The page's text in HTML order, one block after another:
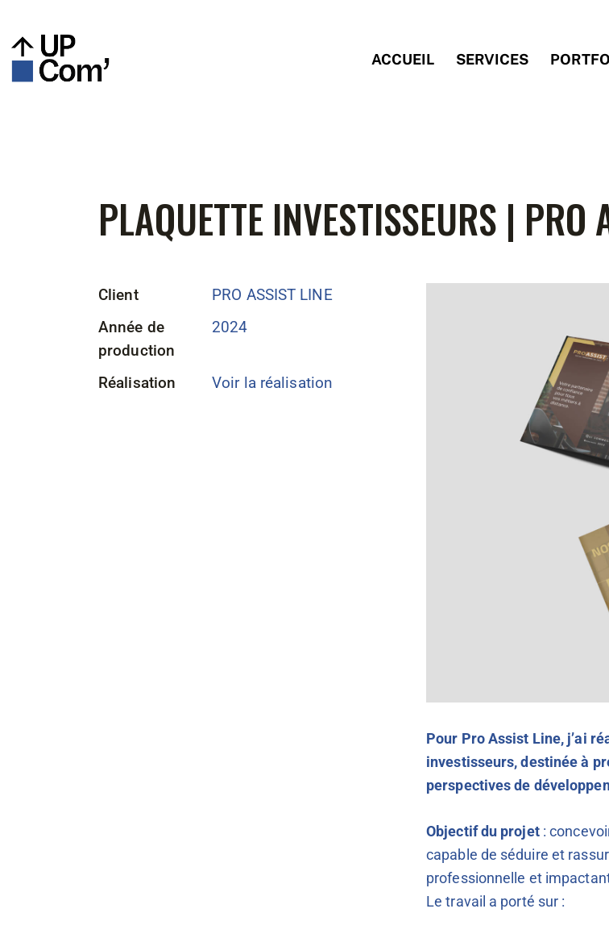
ACCUEIL SERVICES
PLAQUETTE INVESTISSEURS | PRO
Client
PRO ASSIST LINE
Année de
production
2024
Réalisation Voir la réalisation
Pour Pro Assist Line, j’ai
investisseurs, destinée à
perspectives de
Objectif du projet:
capable de séduire et
professionnelle et
Le travail a porté sur :